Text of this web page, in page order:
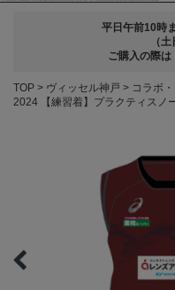
平日午前10時
（
ご購入の際は
TOP ヴィッセル神戸 コラボ
2024 【練習着】プラクティスノ